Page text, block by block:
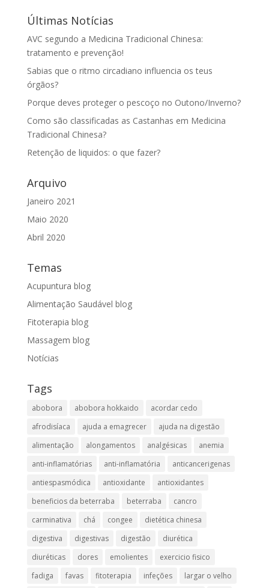
Últimas Notícias
AVC segundo a Medicina Tradicional Chinesa:
tratamento e prevenção!
Sabias que o ritmo circadiano influencia os teus
órgãos?
Porque deves proteger o pescoço no Outono/Inverno?
Como são classificadas as Castanhas em Medicina
Tradicional Chinesa?
Retenção de liquidos: o que fazer?
Arquivo
Janeiro 2021
Maio 2020
Abril 2020
Temas
Acupuntura blog
Alimentação Saudável blog
Fitoterapia blog
Massagem blog
Notícias
Tags
abobora abobora hokkaido
acordar cedo
afrodisíaca
ajuda a emagrecer
ajuda na digestão
alimentação
alongamentos analgésicas
anemia
anti-inflamatórias
anti-inflamatória​
anticancerigenas
antiespasmódica
antioxidante
antioxidantes
beneficios da beterraba
beterraba
cancro
carminativa
chá congee
dietética chinesa
digestiva
digestivas digestão
diurética
diuréticas​
dores emolientes
exercicio fisico
fadiga
favas fitoterapia infeções largar o velho